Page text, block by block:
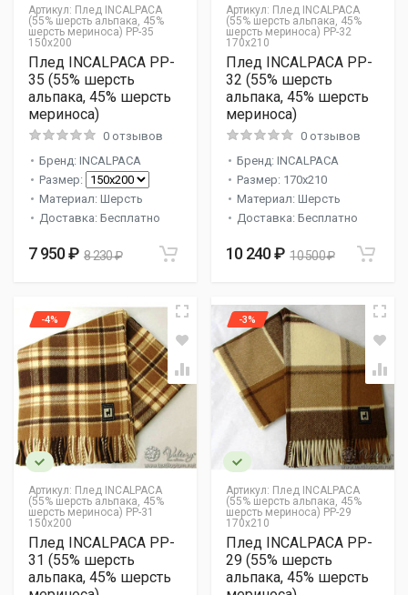
Артикул: Плед INCALPACA
(55% шерсть альпака, 45%
шерсть мериноса) PP-35
150x200
Плед INCALPACA PP-
35 (55% шерсть
альпака, 45% шерсть
мериноса)
0 отзывов
Бренд: INCALPACA
Размер:
Материал: Шерсть
Доставка: Бесплатно
7 950 ₽ 8 230 ₽
Артикул: Плед INCALPACA
(55% шерсть альпака, 45%
шерсть мериноса) PP-32
170x210
Плед INCALPACA PP-
32 (55% шерсть
альпака, 45% шерсть
мериноса)
0 отзывов
Бренд: INCALPACA
Размер: 170x210
Материал: Шерсть
Доставка: Бесплатно
10 240 ₽ 10 500 ₽
Артикул: Плед INCALPACA
(55% шерсть альпака, 45%
шерсть мериноса) PP-31
150x200
-4%
Плед INCALPACA PP-
31 (55% шерсть
альпака, 45% шерсть
Артикул: Плед INCALPACA
(55% шерсть альпака, 45%
шерсть мериноса) PP-29
170x210
-3%
Плед INCALPACA PP-
29 (55% шерсть
альпака, 45% шерсть